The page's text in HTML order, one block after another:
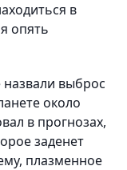
в
опять
выброс
около
в прогнозах,
заденет
плазменное